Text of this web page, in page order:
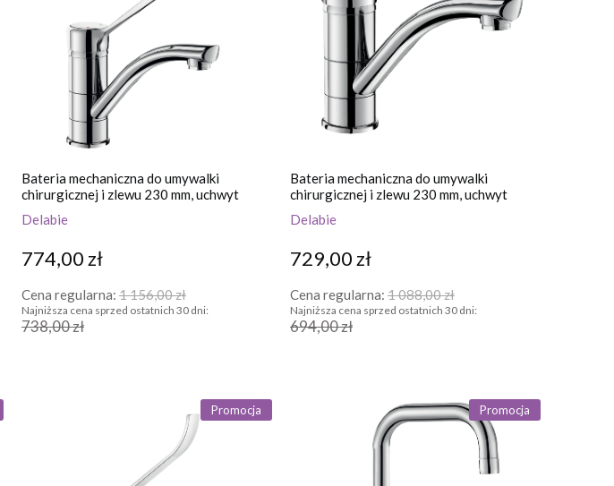
Bateria mechaniczna do umywalki
chirurgicznej i zlewu 230 mm, uchwyt
Delabie
774,00 zł
Cena regularna: 1 156,00 zł
Najniższa cena sprzed ostatnich 30 dni:
738,00 zł
Bateria mechaniczna do umywalki
chirurgicznej i zlewu 230 mm, uchwyt
Delabie
729,00 zł
Cena regularna: 1 088,00 zł
Najniższa cena sprzed ostatnich 30 dni:
694,00 zł
Promocja Promocja